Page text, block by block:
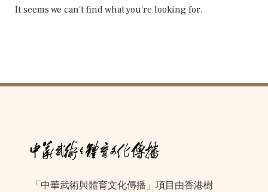
It seems we can't find what you're looking for.
「中華武術與體育文化傳播」項目由香港樹